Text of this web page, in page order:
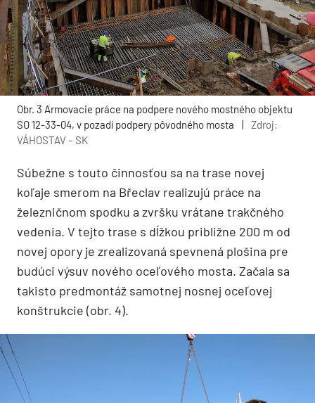
Obr. 3 Armovacie práce na podpere nového mostného objektu
SO 12-33-04, v pozadí podpery pôvodného mosta
|
Zdroj:
VÁHOSTAV – SK
Súbežne s touto činnosťou sa na trase novej
koľaje smerom na Břeclav realizujú práce na
železničnom spodku a zvršku vrátane trakčného
vedenia. V tejto trase s dĺžkou približne 200 m od
novej opory je zrealizovaná spevnená plošina pre
budúci výsuv nového oceľového mosta. Začala sa
takisto predmontáž samotnej nosnej oceľovej
konštrukcie (obr. 4).